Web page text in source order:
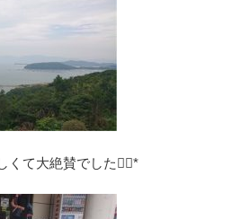
くて大絶賛でした❁⃘*